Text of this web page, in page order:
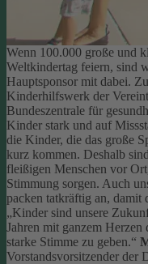
Wenn 100.000 große und
Weltkindertag feiern, sind
Hauptsponsor mit dabei.
Kinderhilfswerk der
Bundeszentrale für
Kinder stark und auf
die Kinder, die das große
kurz kommen. Deshalb
fleißigen Menschen vor
Stimmung sorgen. Auch
packen tatkräftig an,
„Kinder sind unsere
Jahren mit ganzem
starke Stimme zu geben.“
Vorstandsvorsitzender der